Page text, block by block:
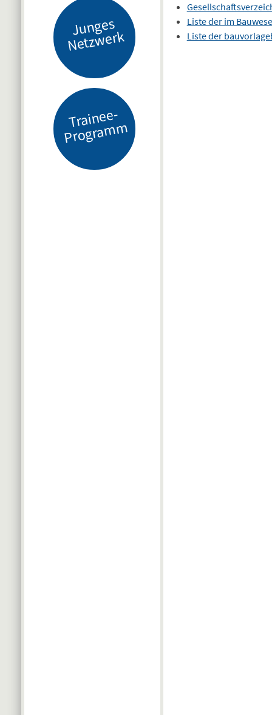
J
u
n
g
es
N
etz
w
er
k
Tr
ai
n
e
e-
Pr
o
gr
a
m
m
Liste der im
Liste der